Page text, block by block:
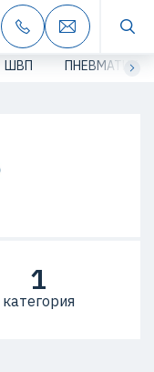
ШВП ПНЕВМАТИКА
1
категория